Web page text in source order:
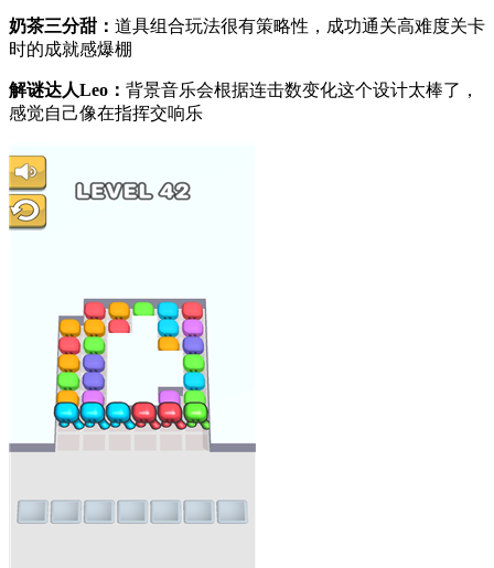
奶茶三分甜： 道具组合玩法很有策略性，成功通关高难度关卡
时的成就感爆棚
解谜达人Leo： 背景音乐会根据连击数变化这个设计太棒了，
感觉自己像在指挥交响乐